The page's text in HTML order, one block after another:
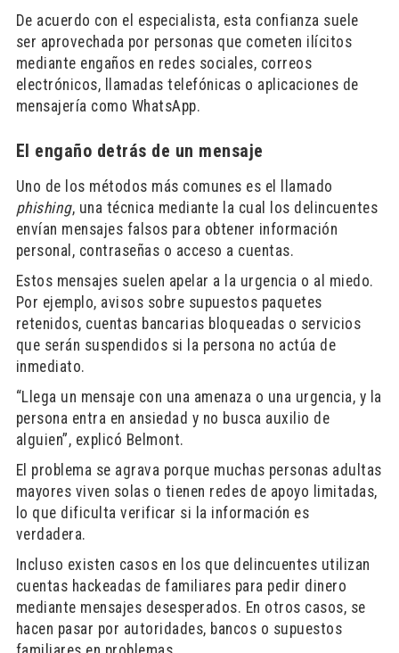
De acuerdo con el especialista, esta confianza suele
ser aprovechada por personas que cometen ilícitos
mediante engaños en redes sociales, correos
electrónicos, llamadas telefónicas o aplicaciones de
mensajería como WhatsApp.
El engaño detrás de un mensaje
Uno de los métodos más comunes es el llamado
phishing, una técnica mediante la cual los delincuentes
envían mensajes falsos para obtener información
personal, contraseñas o acceso a cuentas.
Estos mensajes suelen apelar a la urgencia o al miedo.
Por ejemplo, avisos sobre supuestos paquetes
retenidos, cuentas bancarias bloqueadas o servicios
que serán suspendidos si la persona no actúa de
inmediato.
“Llega un mensaje con una amenaza o una urgencia, y la
persona entra en ansiedad y no busca auxilio de
alguien”, explicó Belmont.
El problema se agrava porque muchas personas adultas
mayores viven solas o tienen redes de apoyo limitadas,
lo que dificulta verificar si la información es
verdadera.
Incluso existen casos en los que delincuentes utilizan
cuentas hackeadas de familiares para pedir dinero
mediante mensajes desesperados. En otros casos, se
hacen pasar por autoridades, bancos o supuestos